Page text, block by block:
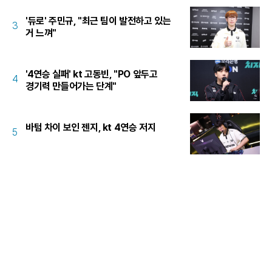
3
'듀로' 주민규, "최근 팀이 발전하고 있는
거 느껴"
4
'4연승 실패' kt 고동빈, "PO 앞두고
경기력 만들어가는 단계"
5 바텀 차이 보인 젠지, kt 4연승 저지